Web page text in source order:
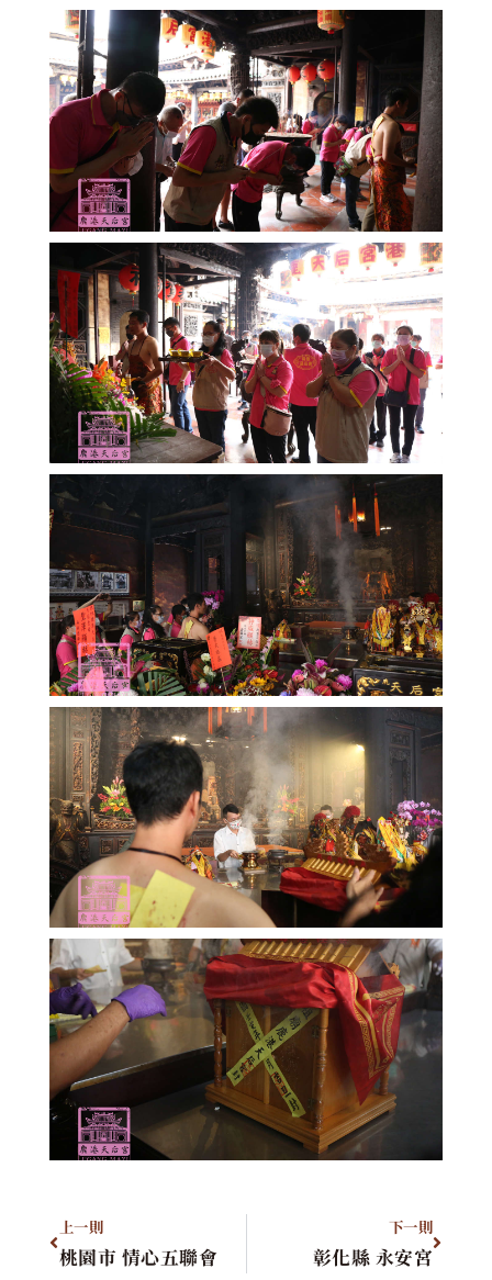
上一則
桃園市 情心五聯會
下一則
彰化縣 永安宮